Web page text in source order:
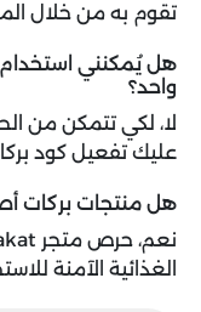
تقوم به من خلال
هل يُمكنني
واحد؟
لا، لكي تتمكن من
عليك تفعيل كود
هل منتجات بركات
الغذائية الآمنة